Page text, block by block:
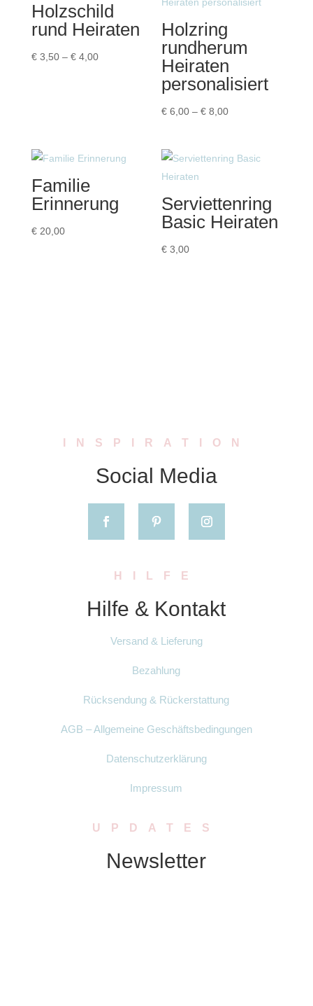
Holzschild
rund Heiraten
€3,50 – €4,00Preisspanne:
Holzring
rundherum
Heiraten
personalisiert
€ 6,00 –€ 8,00Preisspanne:
€ 8,00
Familie
Erinnerung
€20,00
Serviettenring
Basic Heiraten
€ 3,00
INSPIRATION
Social Media
HILFE
Hilfe & Kontakt
Versand & Lieferung
Bezahlung
Rücksendung & Rückerstattung
AGB – Allgemeine Geschäftsbedingungen
Datenschutzerklärung
Impressum
UPDATES
Newsletter